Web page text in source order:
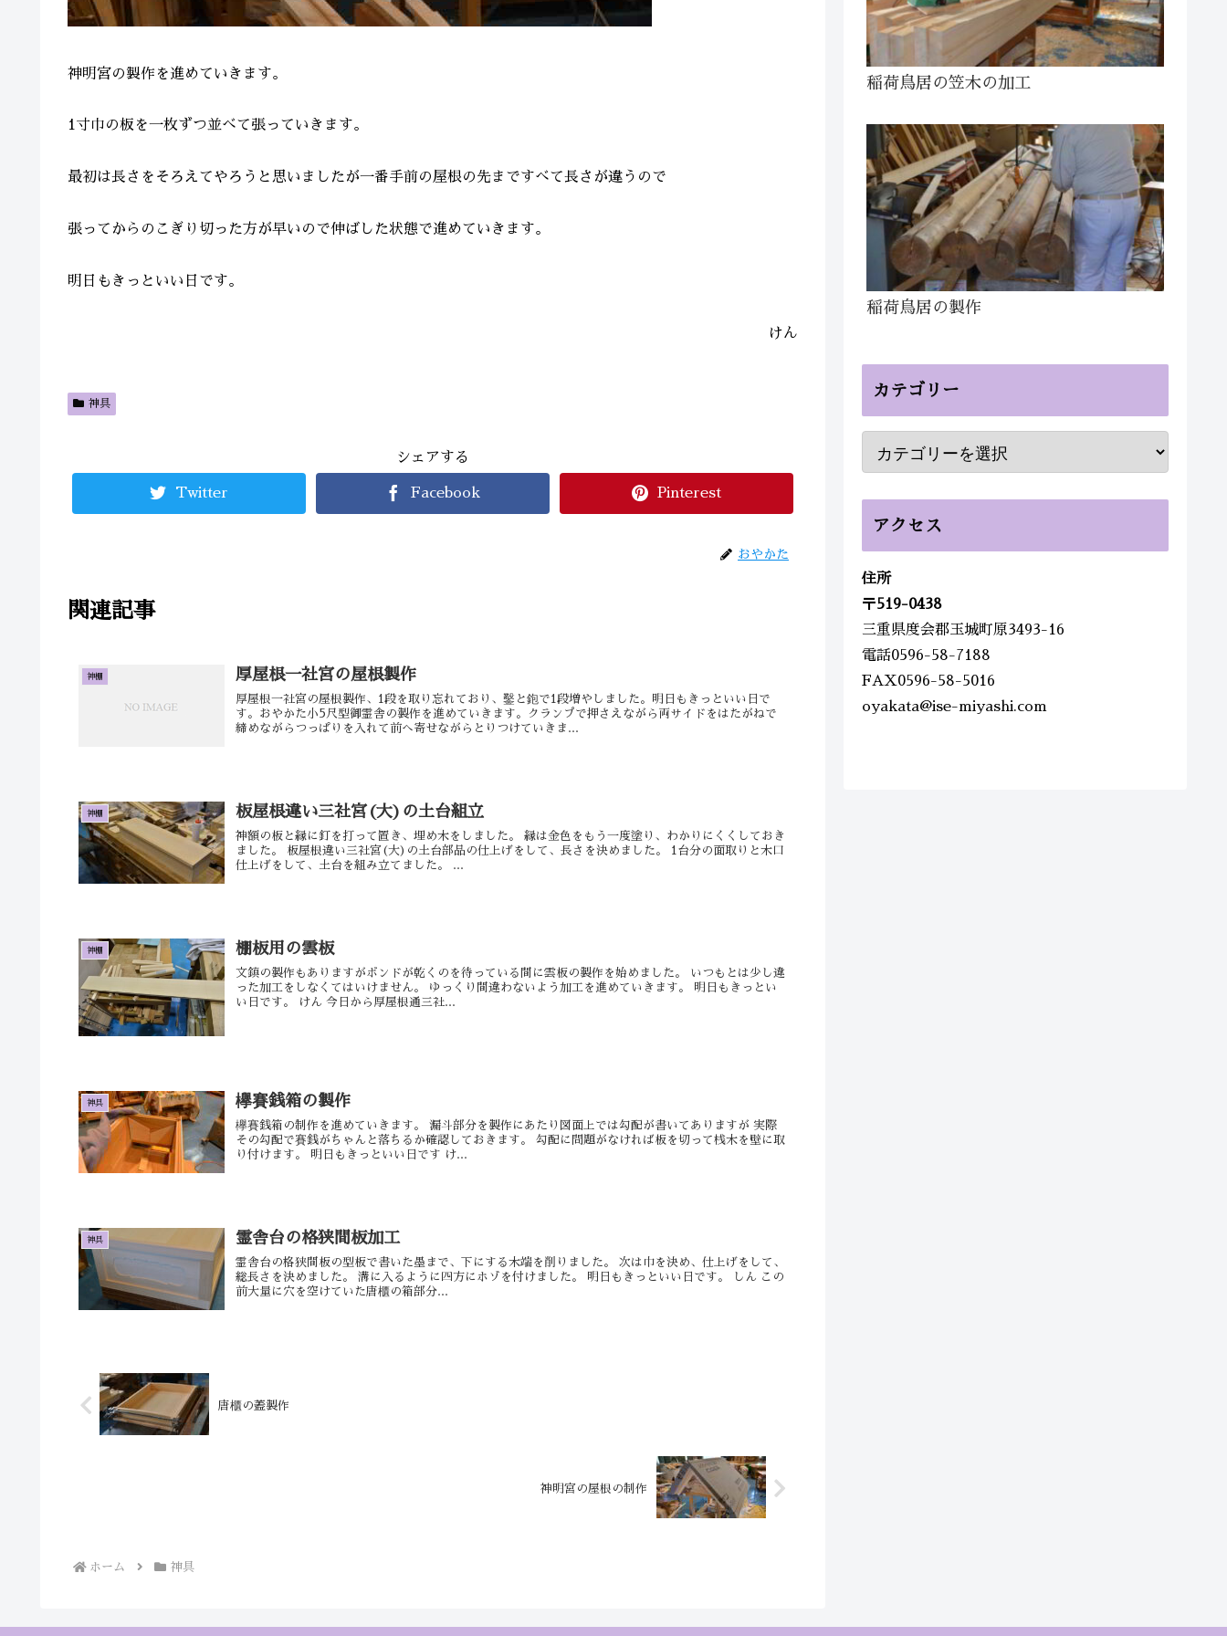
神明宮の製作を進めていきます。
1寸巾の板を一枚ずつ並べて張っていきます。
最初は長さをそろえてやろうと思いましたが一番手前の屋根の先まですべて長さが違うので
張ってからのこぎり切った方が早いので伸ばした状態で進めていきます。
明日もきっといい日です。
けん
神具
シェアする
Twitter Facebook Pinterest
おやかた
関連記事
神棚 厚屋根一社宮の屋根製作
厚屋根一社宮の屋根製作、1段を取り忘れており、鑿と鉋で1段増やしました。明日もきっといい日で
す。おやかた小5尺型御霊舎の製作を進めていきます。クランプで押さえながら両サイドをはたがねで
締めながらつっぱりを入れて前へ寄せながらとりつけていきま...
神棚 板屋根違い三社宮(大)の土台組立
神額の板と縁に釘を打って置き、埋め木をしました。 縁は金色をもう一度塗り、わかりにくくしておき
ました。 板屋根違い三社宮(大)の土台部品の仕上げをして、長さを決めました。 1台分の面取りと木口
仕上げをして、土台を組み立てました。 ...
神棚 棚板用の雲板
文鎮の製作もありますがボンドが乾くのを待っている間に雲板の製作を始めました。 いつもとは少し違
った加工をしなくてはいけません。 ゆっくり間違わないよう加工を進めていきます。 明日もきっとい
い日です。 けん 今日から厚屋根通三社...
神具 欅賽銭箱の製作
欅賽銭箱の制作を進めていきます。 漏斗部分を製作にあたり図面上では勾配が書いてありますが 実際
その勾配で賽銭がちゃんと落ちるか確認しておきます。 勾配に問題がなければ板を切って桟木を壁に取
り付けます。 明日もきっといい日です け...
神具 霊舎台の格狭間板加工
霊舎台の格狭間板の型板で書いた墨まで、下にする木端を削りました。 次は巾を決め、仕上げをして、
総長さを決めました。 溝に入るように四方にホゾを付けました。 明日もきっといい日です。 しん この
前大量に穴を空けていた唐櫃の箱部分...
唐櫃の蓋製作
神明宮の屋根の制作
ホーム 神具
稲荷鳥居の笠木の加工
稲荷鳥居の製作
カテゴリー
アクセス
住所
〒519-0438
三重県度会郡玉城町原3493-16
電話0596-58-7188
FAX0596-58-5016
oyakata@ise-miyashi.com